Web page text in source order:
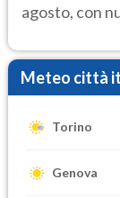
agosto, con
Meteo città
Torino
Genova